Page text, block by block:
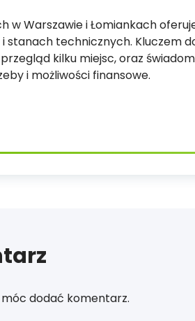
w Warszawie i Łomiankach
stanach technicznych. Kluczem
kilku miejsc, oraz
i możliwości finansowe.
dodać komentarz.